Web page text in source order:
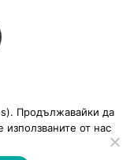
запазени
Română
Продължавайки да
използваните от нас